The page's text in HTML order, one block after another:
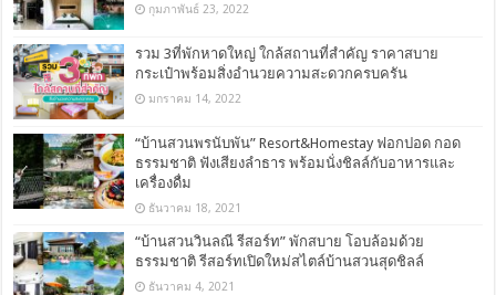
กุมภาพันธ์ 23, 2022
รวม 3ที่พักหาดใหญ่ ใกล้สถานที่สำคัญ ราคาสบาย
กระเป๋าพร้อมสิ่งอำนวยความสะดวกครบครัน
มกราคม 14, 2022
“บ้านสวนพรนับพัน” Resort&Homestay ฟอกปอด กอด
ธรรมชาติ ฟังเสียงลำธาร พร้อมนั่งชิลล์กับอาหารและ
เครื่องดื่ม
ธันวาคม 18, 2021
“บ้านสวนวินลณี รีสอร์ท” พักสบาย โอบล้อมด้วย
ธรรมชาติ รีสอร์ทเปิดใหม่สไตล์บ้านสวนสุดชิลล์
ธันวาคม 4, 2021